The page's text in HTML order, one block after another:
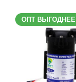
ОПТ ВЫГОДНЕЕ